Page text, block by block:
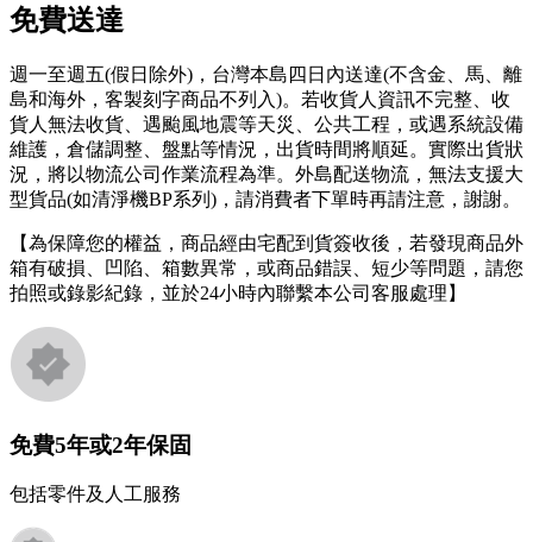
免費送達
週一至週五(假日除外)，台灣本島四日內送達(不含金、馬、離
島和海外，客製刻字商品不列入)。若收貨人資訊不完整、收
貨人無法收貨、遇颱風地震等天災、公共工程，或遇系統設備
維護，倉儲調整、盤點等情況，出貨時間將順延。實際出貨狀
況，將以物流公司作業流程為準。外島配送物流，無法支援大
型貨品(如清淨機BP系列)，請消費者下單時再請注意，謝謝。
【為保障您的權益，商品經由宅配到貨簽收後，若發現商品外
箱有破損、凹陷、箱數異常，或商品錯誤、短少等問題，請您
拍照或錄影紀錄，並於24小時內聯繫本公司客服處理】
免費5年或2年保固
包括零件及人工服務